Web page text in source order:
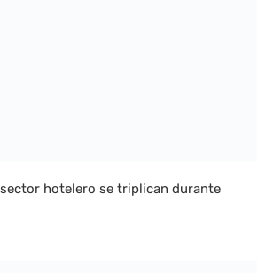
hotelero se triplican durante